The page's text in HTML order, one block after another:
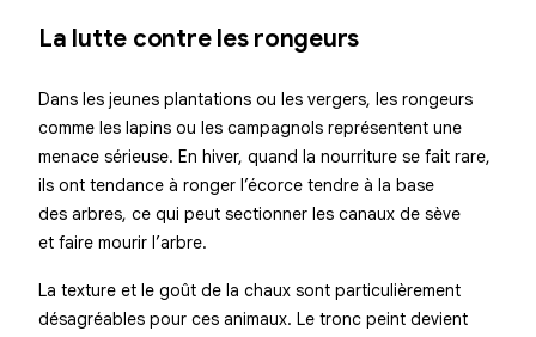
La lutte contre les rongeurs
Dans les jeunes plantations ou les vergers, les rongeurs
comme les lapins ou les campagnols représentent une
menace sérieuse. En hiver, quand la nourriture se fait rare,
ils ont tendance à ronger l’écorce tendre à la base
des arbres, ce qui peut sectionner les canaux de sève
et faire mourir l’arbre.
La texture et le goût de la chaux sont particulièrement
désagréables pour ces animaux. Le tronc peint devient